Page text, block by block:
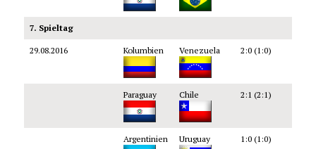
7. Spieltag
29.08.2016 Kolumbien Venezuela 2:0 (1:0)
Paraguay Chile 2:1 (2:1)
Argentinien Uruguay 1:0 (1:0)